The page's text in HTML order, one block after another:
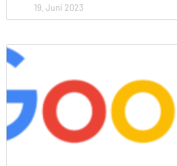
19. Juni 2023